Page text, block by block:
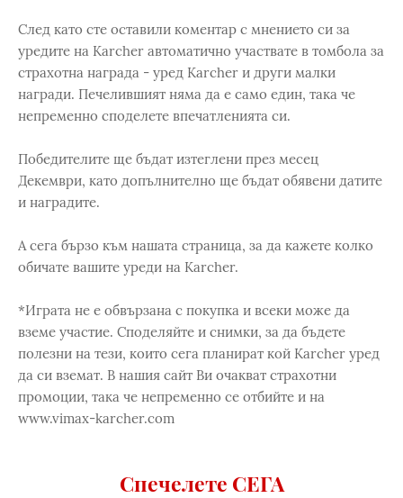
След като сте оставили коментар с мнението си за
уредите на Karcher автоматично участвате в томбола за
страхотна награда - уред Karcher и други малки
награди. Печелившият няма да е само един, така че
непременно споделете впечатленията си.
Победителите ще бъдат изтеглени през месец
Декември, като допълнително ще бъдат обявени датите
и наградите.
А сега бързо към нашата страница, за да кажете колко
обичате вашите уреди на Karcher.
*Играта не е обвързана с покупка и всеки може да
вземе участие. Споделяйте и снимки, за да бъдете
полезни на тези, които сега планират кой Karcher уред
да си вземат. В нашия сайт Ви очакват страхотни
промоции, така че непременно се отбийте и на
www.vimax-karcher.com
Спечелете СЕГА